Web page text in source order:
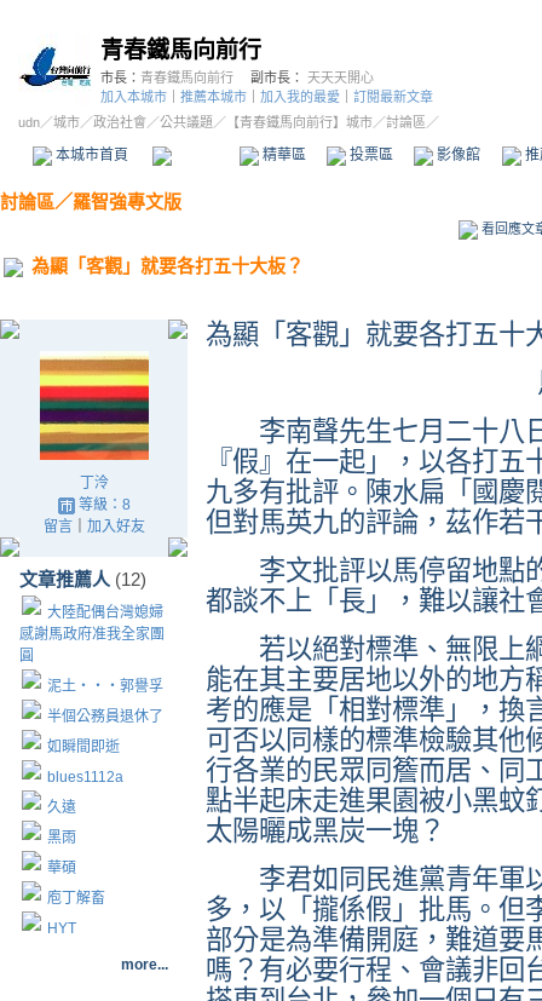
青春鐵馬向前行
市長： 青春鐵馬向前行 副市長： 天天天開心
加入本城市
推薦本城市 加入我的最愛
訂閱最新文章
udn／城市／政治社會 ／公共議題 ／ 【青春鐵馬向前行】城市／討論區／
本城市首頁 精華區 投票區 影像館
討論區／羅智強專文版
看回應文
為顯「客觀」就要各打五十大板？
丁泠
等級：8
留言｜ 加入好友
文章推薦人 (12)
大陸配偶台灣媳婦
感謝馬政府准我全家團
圓
泥土‧‧‧郭譽孚
半個公務員退休了
如瞬間即逝
blues1112a
久遠
黑雨
華碩
庖丁解畜
HYT
more...
為顯「客觀」就要各打五十
李南聲先生七月二十八
『假』在一起」，以各打
九多有批評。陳水扁「國慶
但對馬英九的評論，茲作若
李文批評以馬停留地點
都談不上「長」，難以讓社
若以絕對標準、無限上
能在其主要居地以外的地方
考的應是「相對標準」，換
可否以同樣的標準檢驗其他
行各業的民眾同簷而居、同
點半起床走進果園被小黑蚊
太陽曬成黑炭一塊？
李君如同民進黨青年軍
多，以「攏係假」批馬。但
部分是為準備開庭，難道要
嗎？有必要行程、會議非回